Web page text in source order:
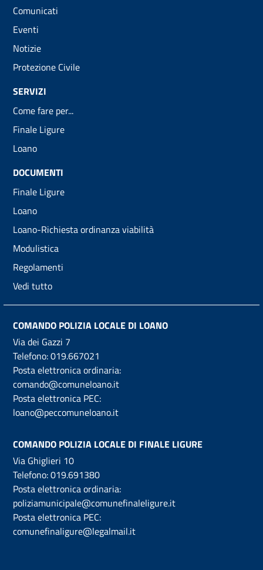
Comunicati
Eventi
Notizie
Protezione Civile
SERVIZI
Come fare per...
Finale Ligure
Loano
DOCUMENTI
Finale Ligure
Loano
Loano-Richiesta ordinanza viabilità
Modulistica
Regolamenti
Vedi tutto
COMANDO POLIZIA LOCALE DI LOANO
Via dei Gazzi 7
Telefono:019.667021
Posta elettronica ordinaria:
comando@comuneloano.it
Posta elettronica PEC:
loano@peccomuneloano.it
COMANDO POLIZIA LOCALE DI FINALE LIGURE
Via Ghiglieri 10
Telefono:019.691380
Posta elettronica ordinaria:
poliziamunicipale@comunefinaleligure.it
Posta elettronica PEC:
comunefinaligure@legalmail.it